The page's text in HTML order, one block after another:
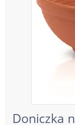
Doniczka